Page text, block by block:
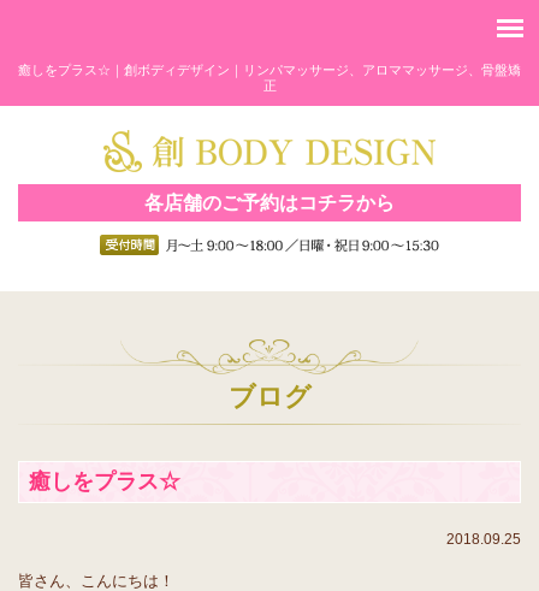
癒しをプラス☆｜創ボディデザイン｜リンパマッサージ、アロママッサージ、骨盤矯
正
各店舗のご予約はコチラから
ブログ
癒しをプラス☆
2018.09.25
皆さん、こんにちは！